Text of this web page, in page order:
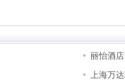
丽怡酒
上海万